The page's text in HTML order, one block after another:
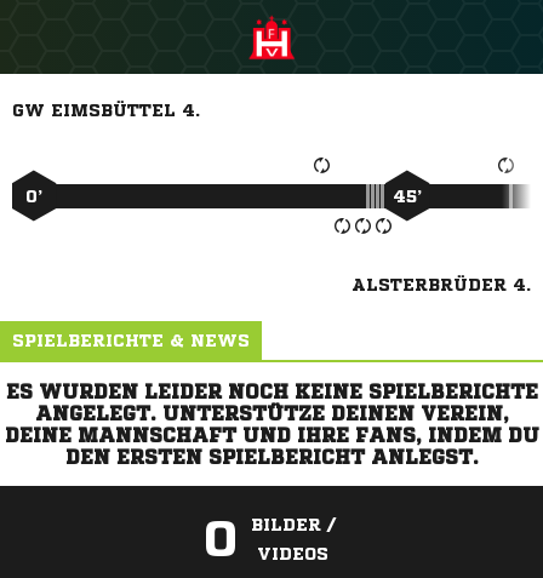
GW EIMSBÜTTEL 4.
0’ 45’
ALSTERBRÜDER 4.
SPIELBERICHTE & NEWS
ES WURDEN LEIDER NOCH KEINE SPIELBERICHTE
ANGELEGT. UNTERSTÜTZE DEINEN VEREIN,
DEINE MANNSCHAFT UND IHRE FANS, INDEM DU
DEN ERSTEN SPIELBERICHT ANLEGST.
0
BILDER /
VIDEOS